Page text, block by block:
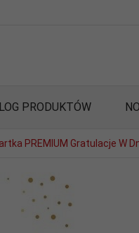
PRODUKTÓW
PREMIUM Gratulacje W